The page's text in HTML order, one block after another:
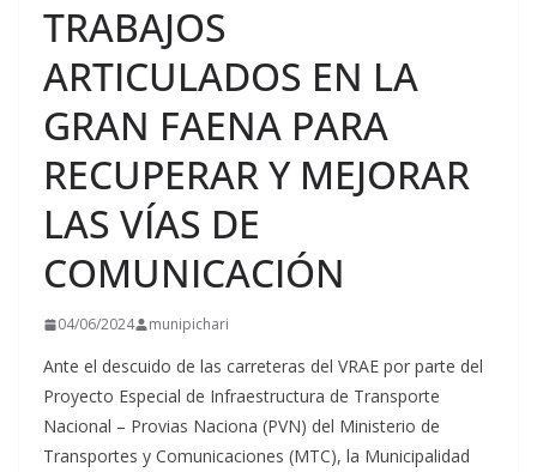
TRABAJOS
ARTICULADOS EN LA
GRAN FAENA PARA
RECUPERAR Y MEJORAR
LAS VÍAS DE
COMUNICACIÓN
04/06/2024 munipichari
Ante el descuido de las carreteras del VRAE por parte del
Proyecto Especial de Infraestructura de Transporte
Nacional – Provias Naciona (PVN) del Ministerio de
Transportes y Comunicaciones (MTC), la Municipalidad